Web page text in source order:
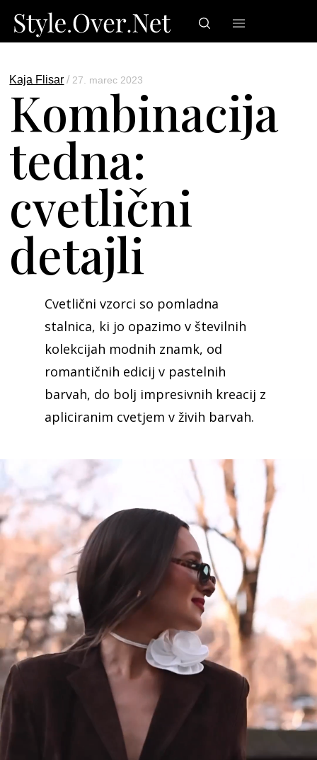
Kaja Flisar / 27. marec 2023
Kombinacija
tedna:
cvetlični
detajli
Cvetlični vzorci so pomladna
stalnica, ki jo opazimo v številnih
kolekcijah modnih znamk, od
romantičnih edicij v pastelnih
barvah, do bolj impresivnih kreacij z
apliciranim cvetjem v živih barvah.